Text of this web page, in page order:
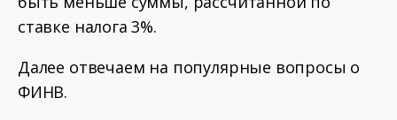
ставке налога 3%.
Далее отвечаем на популярные вопросы о
ФИНВ.